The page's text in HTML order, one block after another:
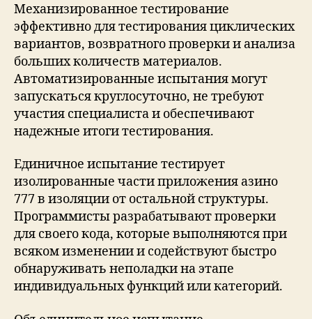
Механизированное тестирование
эффективно для тестирования циклических
вариантов, возвратного проверки и анализа
больших количеств материалов.
Автоматизированные испытания могут
запускаться круглосуточно, не требуют
участия специалиста и обеспечивают
надежные итоги тестирования.
Единичное испытание тестирует
изолированные части приложения азино
777 в изоляции от остальной структуры.
Программисты разрабатывают проверки
для своего кода, которые выполняются при
всяком изменении и содействуют быстро
обнаруживать неполадки на этапе
индивидуальных функций или категорий.